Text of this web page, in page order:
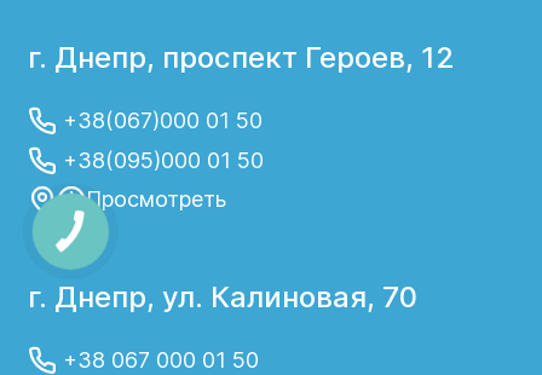
г. Днепр, проспект Героев, 12
+38(067)000 01 50
+38(095)000 01 50
Просмотреть
г. Днепр, ул. Калиновая, 70
+38 067 000 01 50